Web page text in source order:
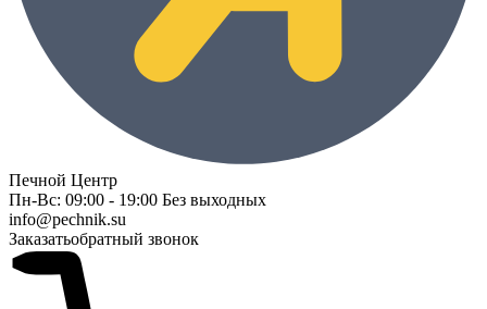
Печной Центр
Пн-Вс: 09:00 - 19:00 Без выходных
info@pechnik.su
Заказатьобратный звонок